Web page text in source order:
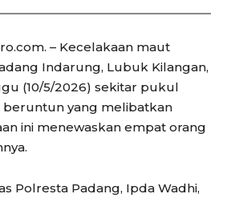
– Kecelakaan maut
Indarung, Lubuk Kilangan,
(10/5/2026) sekitar pukul
beruntun yang melibatkan
ini menewaskan empat orang
Polresta Padang, Ipda Wadhi,